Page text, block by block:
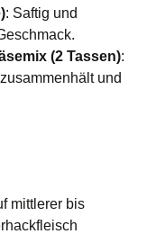
: Saftig und
(2 Tassen):
und
mittlerer bis